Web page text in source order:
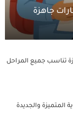
جاهزة
تناسب جميع المراحل
والجديدة